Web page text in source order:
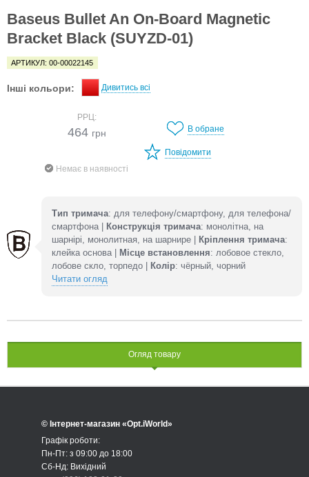
Baseus Bullet An On-Board Magnetic
Bracket Black (SUYZD-01)
АРТИКУЛ: 00-00022145
Інші кольори: Дивитись всі
РРЦ:
464 грн
Немає в наявності
В обране
Повідомити
Тип тримача: для телефону/смартфону, для телефона/
смартфона |
Конструкція тримача: монолітна, на
шарнірі, монолитная, на шарнире |
Кріплення тримача:
клейка основа |
Місце встановлення: лобовое стекло,
лобове скло, торпедо |
Колір: чёрный, чорний
Читати огляд
Огляд товару
© Інтернет-магазин «Opt.iWorld»
Графік роботи:
Пн-Пт: з 09:00 до 18:00
Сб-Нд: Вихідний